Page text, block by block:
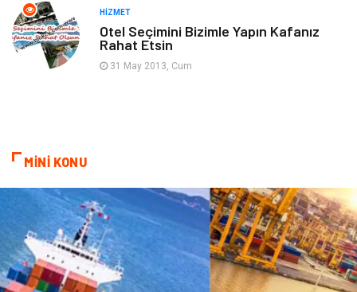
Sigorta
Mobilya
HIZMET
Otel Seçimini Bizimle Yapın Kafanız
Rahat Etsin
31 May 2013, Cum
MİNİ KONU